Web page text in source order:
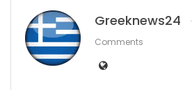
Greeknews24
Comments